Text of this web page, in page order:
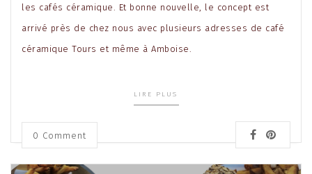
les cafés céramique. Et bonne nouvelle, le concept est
arrivé près de chez nous avec plusieurs adresses de café
céramique Tours et même à Amboise.
LIRE PLUS
0 Comment